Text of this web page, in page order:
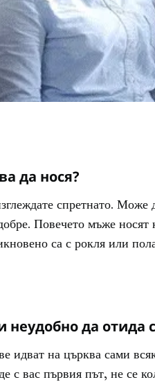
да нося?
спретнато. Може
Повечето мъже
са с рокля или
неудобно да отида
идват на църква сами
с вас първия път, не се